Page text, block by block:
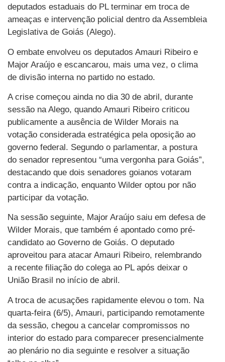
deputados estaduais do PL terminar em troca de
ameaças e intervenção policial dentro da Assembleia
Legislativa de Goiás (Alego).
O embate envolveu os deputados Amauri Ribeiro e
Major Araújo e escancarou, mais uma vez, o clima
de divisão interna no partido no estado.
A crise começou ainda no dia 30 de abril, durante
sessão na Alego, quando Amauri Ribeiro criticou
publicamente a ausência de Wilder Morais na
votação considerada estratégica pela oposição ao
governo federal. Segundo o parlamentar, a postura
do senador representou “uma vergonha para Goiás”,
destacando que dois senadores goianos votaram
contra a indicação, enquanto Wilder optou por não
participar da votação.
Na sessão seguinte, Major Araújo saiu em defesa de
Wilder Morais, que também é apontado como pré-
candidato ao Governo de Goiás. O deputado
aproveitou para atacar Amauri Ribeiro, relembrando
a recente filiação do colega ao PL após deixar o
União Brasil no início de abril.
A troca de acusações rapidamente elevou o tom. Na
quarta-feira (6/5), Amauri, participando remotamente
da sessão, chegou a cancelar compromissos no
interior do estado para comparecer presencialmente
ao plenário no dia seguinte e resolver a situação